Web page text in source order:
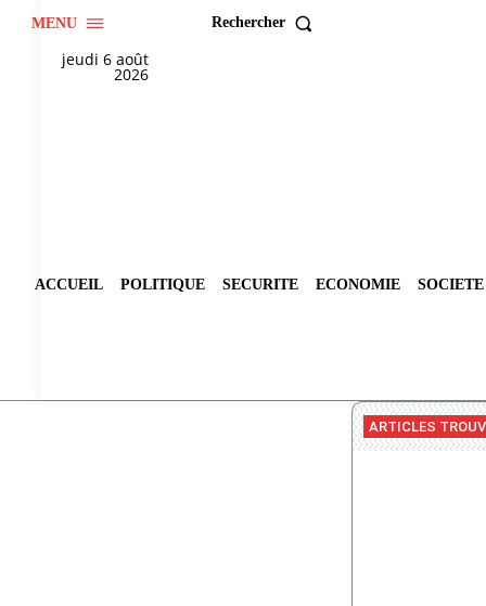
MENU Rechercher
jeudi 6 août
2026
ACCUEIL POLITIQUE SECURITE ECONOMIE SOCIETE
ARTICLES